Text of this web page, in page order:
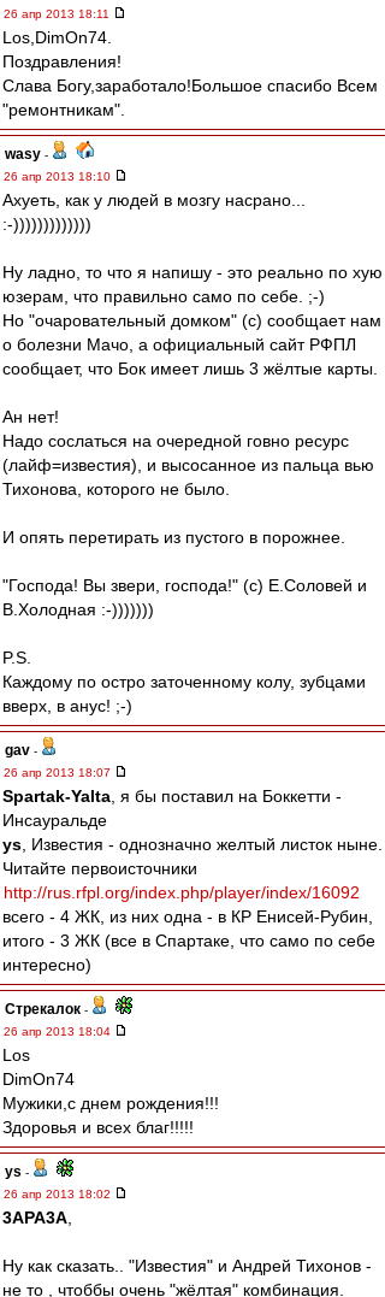
26 апр 2013 18:11
Los,DimOn74.
Поздравления!
Слава Богу,заработало!Большое спасибо Всем
"ремонтникам".
wasy -
26 апр 2013 18:10
Ахуеть, как у людей в мозгу насрано...
:-)))))))))))))
Ну ладно, то что я напишу - это реально по хую
юзерам, что правильно само по себе. ;-)
Но "очаровательный домком" (с) сообщает нам
о болезни Мачо, а официальный сайт РФПЛ
сообщает, что Бок имеет лишь 3 жёлтые карты.
Ан нет!
Надо сослаться на очередной говно ресурс
(лайф=известия), и высосанное из пальца вью
Тихонова, которого не было.
И опять перетирать из пустого в порожнее.
"Господа! Вы звери, господа!" (с) Е.Соловей и
В.Холодная :-)))))))
P.S.
Каждому по остро заточенному колу, зубцами
вверх, в анус! ;-)
gav -
26 апр 2013 18:07
Spartak-Yalta , я бы поставил на Боккетти -
Инсауральде
ys , Известия - однозначно желтый листок ныне.
Читайте первоисточники
http://rus.rfpl.org/index.php/player/index/16092
всего - 4 ЖК, из них одна - в КР Енисей-Рубин,
итого - 3 ЖК (все в Спартаке, что само по себе
интересно)
Стрекалок -
26 апр 2013 18:04
Los
DimOn74
Мужики,с днем рождения!!!
Здоровья и всех благ!!!!!
ys -
26 апр 2013 18:02
3APA3A
Ну как сказать.. "Известия" и Андрей Тихонов -
не то , чтоббы очень "жёлтая" комбинация.